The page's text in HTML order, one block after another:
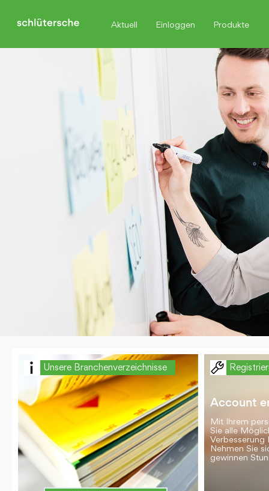
Aktuell Einloggen Produkte
Unsere Branchenverzeichnisse
Account
Mit Ihrem
Sie alle
Verbesserung
Nehmen Sie
gewinnen